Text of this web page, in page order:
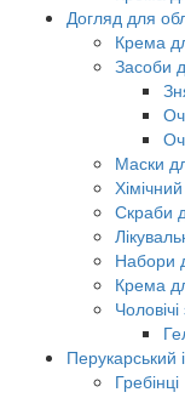
Догляд для
Крема
Засоби
Маски
Хімічний
Скраби
Набори
Крема
Перукарський
Гребінці